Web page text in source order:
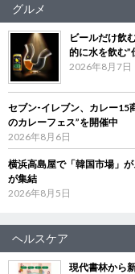
グルメ
ビールだけ飲
的に水を飲む”
2026年8月7日
セブン‐イレブン、カレー
のカレーフェス”を開催中
2026年8月6日
横浜高島屋で「韓国市場」
が集結
2026年8月5日
ヘルスケア
現代書林から